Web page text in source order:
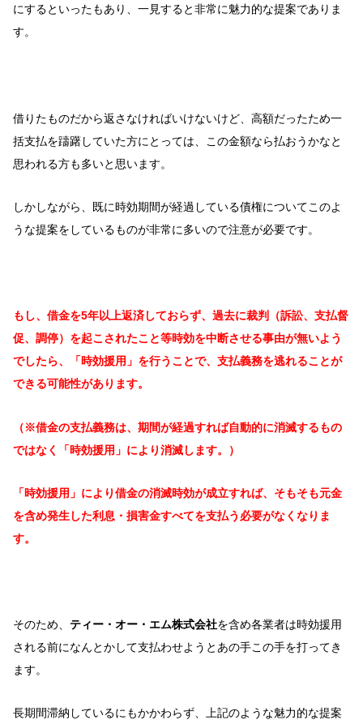
にするといったもあり、一見すると非常に魅力的な提案でありま
す。
借りたものだから返さなければいけないけど、高額だったため一
括支払を躊躇していた方にとっては、この金額なら払おうかなと
思われる方も多いと思います。
しかしながら、既に時効期間が経過している債権についてこのよ
うな提案をしているものが非常に多いので注意が必要です。
もし、借金を5年以上返済しておらず、過去に裁判（訴訟、支払督
促、調停）を起こされたこと等時効を中断させる事由が無いよう
でしたら、「時効援用」を行うことで、支払義務を逃れることが
できる可能性があります。
（※借金の支払義務は、期間が経過すれば自動的に消滅するもの
ではなく「時効援用」により消滅します。）
「時効援用」により借金の消滅時効が成立すれば、そもそも元金
を含め発生した利息・損害金すべてを支払う必要がなくなりま
す。
そのため、 ティー・オー・エム株式会社を含め各業者は時効援用
される前になんとかして支払わせようとあの手この手を打ってき
ます。
長期間滞納しているにもかかわらず、上記のような魅力的な提案